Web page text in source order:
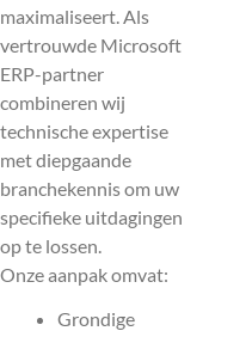
maximaliseert. Als
vertrouwde Microsoft
ERP-partner
combineren wij
technische expertise
met diepgaande
branchekennis om uw
specifieke uitdagingen
op te lossen.
Onze aanpak omvat:
Grondige